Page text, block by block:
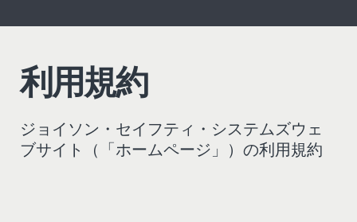
利用規約
ジョイソン・セイフティ・システムズウェ
ブサイト（「ホームページ」）の利用規約